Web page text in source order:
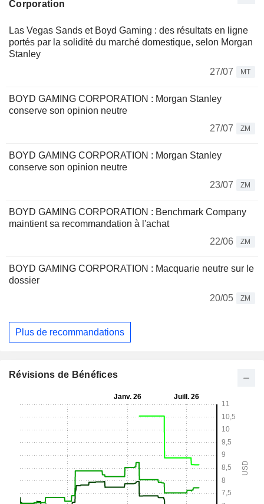
Corporation
Las Vegas Sands et Boyd Gaming : des résultats en ligne
portés par la solidité du marché domestique, selon Morgan
Stanley
27/07
MT
BOYD GAMING CORPORATION : Morgan Stanley
conserve son opinion neutre
27/07
ZM
BOYD GAMING CORPORATION : Morgan Stanley
conserve son opinion neutre
23/07
ZM
BOYD GAMING CORPORATION : Benchmark Company
maintient sa recommandation à l'achat
22/06
ZM
BOYD GAMING CORPORATION : Macquarie neutre sur le
dossier
20/05
ZM
Plus de recommandations
Révisions de Bénéfices